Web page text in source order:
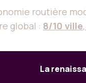
routière
global : 8/10 ville,
La